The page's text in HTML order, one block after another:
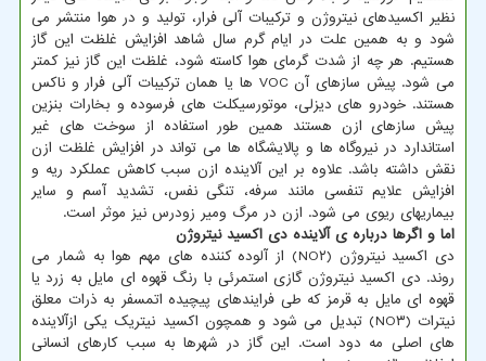
نظیر اکسیدهای نیتروژن و ترکیبات آلی فرار، تولید و در هوا منتشر می
شود و به همین علت در ایام گرم سال شاهد افزایش غلظت این گاز
هستیم. هر چه از شدت گرمای هوا کاسته شود، غلظت این گاز نیز کمتر
می شود. پیش سازهای آن VOC ها یا همان ترکیبات آلی فرار و ناکس
هستند. خودرو های دیزلی، موتورسیکلت های فرسوده و بخارات بنزین
پیش سازهای ازن هستند همین طور استفاده از سوخت های غیر
استاندارد در نیروگاه ها و پالایشگاه ها می تواند در افزایش غلظت ازن
نقش داشته باشد. علاوه بر این آلاینده ازن سبب کاهش عملکرد ریه و
افزایش علایم تنفسی مانند سرفه، تنگی نفس، تشدید آسم و سایر
بیماریهای ریوی می شود. ازن در مرگ ومیر زودرس نیز موثر است.
اما و اگرها درباره ی آلاینده دی اکسید نیتروژن
دی اکسید نیتروژن (NO۲) از آلوده کننده های مهم هوا به شمار می
روند. دی اکسید نیتروژن گازی استمرئی با رنگ قهوه ای مایل به زرد یا
قهوه ای مایل به قرمز که طی فرایندهای پیچیده اتمسفر به ذرات معلق
نیترات (NO۳) تبدیل می شود و همچون اکسید نیتریک یکی ازآلاینده
های اصلی مه دود است. این گاز در شهرها به سبب کارهای انسانی